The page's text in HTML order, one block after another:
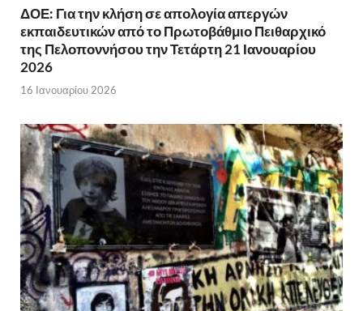
ΔΟΕ: Για την κλήση σε απολογία απεργών
εκπαιδευτικών από το Πρωτοβάθμιο Πειθαρχικό
της Πελοποννήσου την Τετάρτη 21 Ιανουαρίου
2026
16 Ιανουαρίου 2026